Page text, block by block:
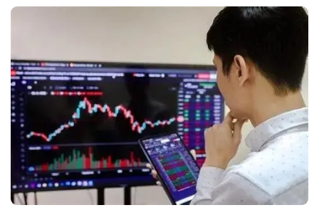
tiền vẫn chưa thực sự trở lại.